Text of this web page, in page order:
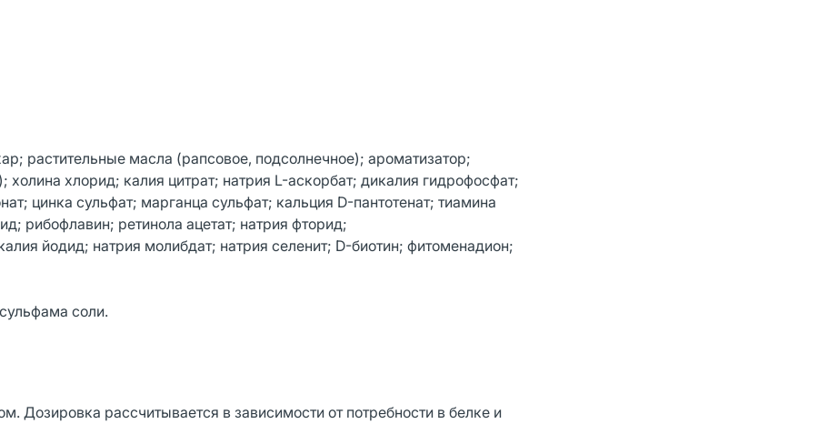
растительные масла (рапсовое, подсолнечное); ароматизатор;
хлорид; калия цитрат; натрия L-аскорбат; дикалия гидрофосфат;
цинка сульфат; марганца сульфат; кальция D-пантотенат; тиамина
рибофлавин; ретинола ацетат; натрия фторид;
йодид; натрия молибдат; натрия селенит; D-биотин; фитоменадион;
соли.
Дозировка рассчитывается в зависимости от потребности в белке и